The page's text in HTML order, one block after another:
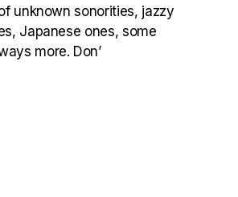
unknown sonorities, jazzy
Japanese ones, some
more. Don’